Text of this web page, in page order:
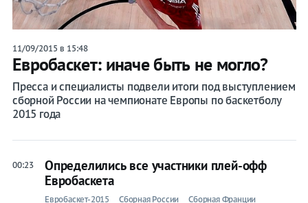
11/09/2015 в 15:48
Евробаскет: иначе быть не могло?
Пресса и специалисты подвели итоги под выступлением
сборной России на чемпионате Европы по баскетболу
2015 года
00:23
Определились все участники плей-офф
Евробаскета
Евробаскет-2015 Сборная России
Сборная Франции